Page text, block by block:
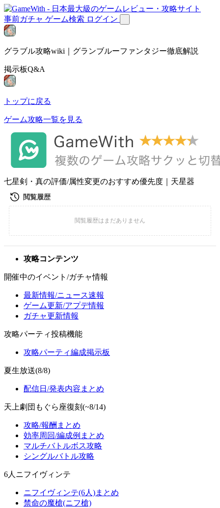
事前ガチャ ゲーム検索 ログイン
グラブル攻略wiki｜グランブルーファンタジー徹底解説
掲示板Q&A
トップに戻る
ゲーム攻略一覧を見る
七星剣・真の評価/属性変更のおすすめ優先度｜天星器
攻略コンテンツ
開催中のイベント/ガチャ情報
最新情報/ニュース速報
ゲーム更新/アプデ情報
ガチャ更新情報
攻略パーティ投稿機能
攻略パーティ編成掲示板
夏生放送(8/8)
配信日/発表内容まとめ
天上劇団もぐら座復刻(~8/14)
攻略/報酬まとめ
効率周回/編成例まとめ
マルチバトルボス攻略
シングルバトル攻略
6人ニフイヴィンテ
ニフイヴィンテ(6人)まとめ
禁命の魔槍(ニフ槍)